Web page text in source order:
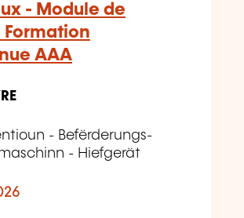
- Module de
Formation
AAA
- Befërderungs-
- Hiefgerät